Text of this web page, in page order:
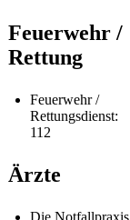
Feuerwehr /
Rettung
Feuerwehr /
Rettungsdienst:
112
Ärzte
Die Notfallpraxis